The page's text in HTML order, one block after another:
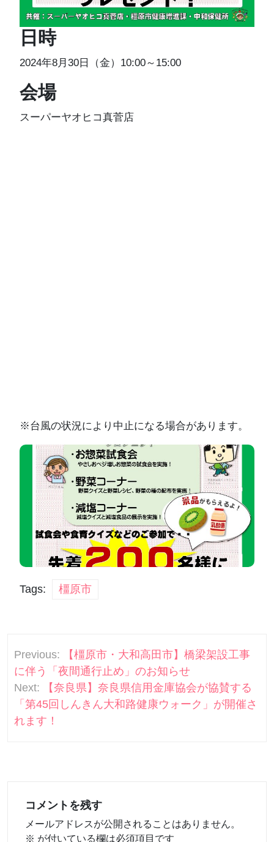
日時
2024年8月30日（金）10:00～15:00
会場
スーパーヤオヒコ真菅店
※台風の状況により中止になる場合があります。
Tags: 橿原市
稿
ナ
ビ
ゲ
Previous:
【橿原市・大和高田市】橋梁架設工事
に伴う「夜間通行止め」のお知らせ
Next:
【奈良県】奈良県信用金庫協会が協賛する
「第45回しんきん大和路健康ウォーク」が開催さ
れます！
コメントを残す
メールアドレスが公開されることはありません。
※ が付いている欄は必須項目です